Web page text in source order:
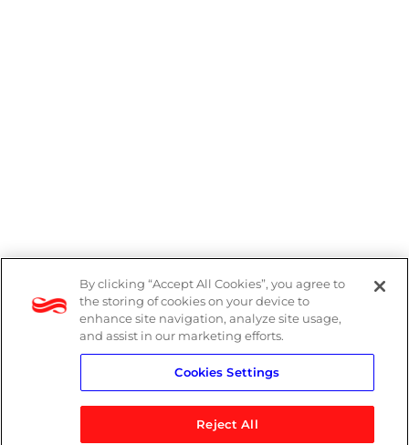
Denúncias
Política de Privacidade
Política do Sistema de Gestão Integrado
By clicking “Accept All Cookies”, you agree to
the storing of cookies on your device to
enhance site navigation, analyze site usage,
and assist in our marketing efforts.
Cookies Settings
Reject All